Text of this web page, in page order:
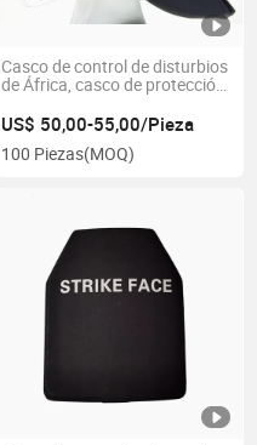
Casco de control de disturbios
de África, casco de protección
US$ 50,00-55,00/Pieza
100 Piezas(MOQ)